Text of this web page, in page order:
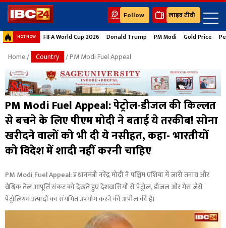
Follow लाइव टीवी
HOT NOW FIFA World Cup 2026 Donald Trump PM Modi Gold Price
Home/ Country / PM Modi Fuel Appeal
PM Modi Fuel Appeal: पेट्रोल-डीजल की किल्लत
से बचने के लिए पीएम मोदी ने बताई ये तरकीब! सोना
खरीदने वालों को भी दी ये नसीहत, कहा- भारतीयों
को विदेश में शादी नहीं करनी चाहिए
PM Modi Fuel Appeal: प्रधानमंत्री नरेंद्र मोदी ने पश्चिम एशिया में जारी तनाव और
वैश्विक तेल आपूर्ति संकट को देखते हुए देशवासियों से पेट्रोल, डीजल और गैस जैसे
पेट्रोलियम उत्पादों का संयमित उपयोग करने की अपील की है।